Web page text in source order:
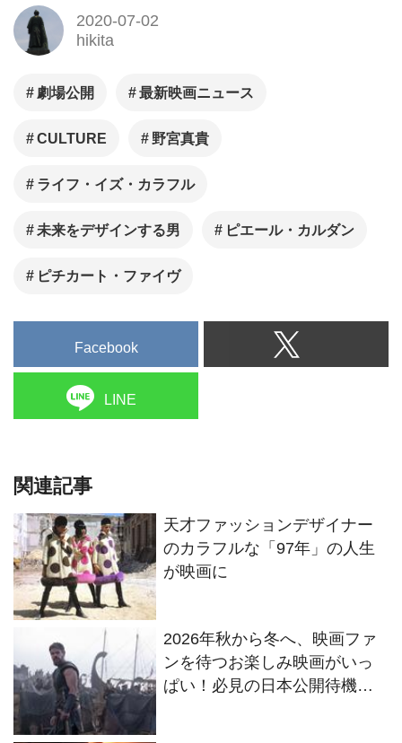
2020-07-02
hikita
劇場公開 最新映画ニュース
CULTURE 野宮真貴
ライフ・イズ・カラフル
未来をデザインする男 ピエール・カルダン
ピチカート・ファイヴ
Facebook
LINE
関連記事
天才ファッションデザイナー
のカラフルな「97年」の人生
が映画に
2026年秋から冬へ、映画ファ
ンを待つお楽しみ映画がいっ
ぱい！必見の日本公開待機作